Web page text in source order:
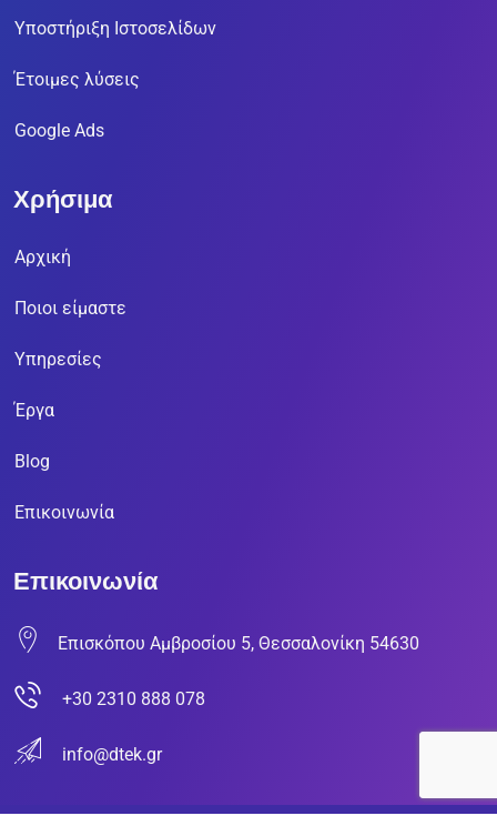
Υποστήριξη Ιστοσελίδων
Έτοιμες λύσεις
Google Ads
Χρήσιμα
Αρχική
Ποιοι είμαστε
Υπηρεσίες
Έργα
Blog
Επικοινωνία
Επικοινωνία
Επισκόπου Αμβροσίου 5, Θεσσαλονίκη 54630
+30 2310 888 078
info@dtek.gr